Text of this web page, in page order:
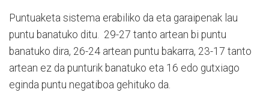
Puntuaketa sistema erabiliko da eta garaipenak lau
puntu banatuko ditu. 29-27 tanto artean bi puntu
banatuko dira, 26-24 artean puntu bakarra, 23-17 tanto
artean ez da punturik banatuko eta 16 edo gutxiago
eginda puntu negatiboa gehituko da.